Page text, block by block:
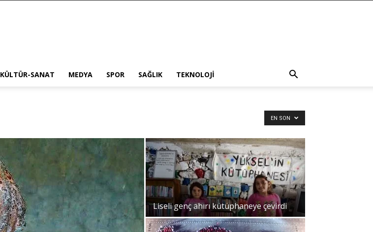
KÜLTÜR-SANAT MEDYA SPOR SAĞLIK TEKNOLOJI
EN SON
Liseli genç ahırı kütüphaneye çevirdi